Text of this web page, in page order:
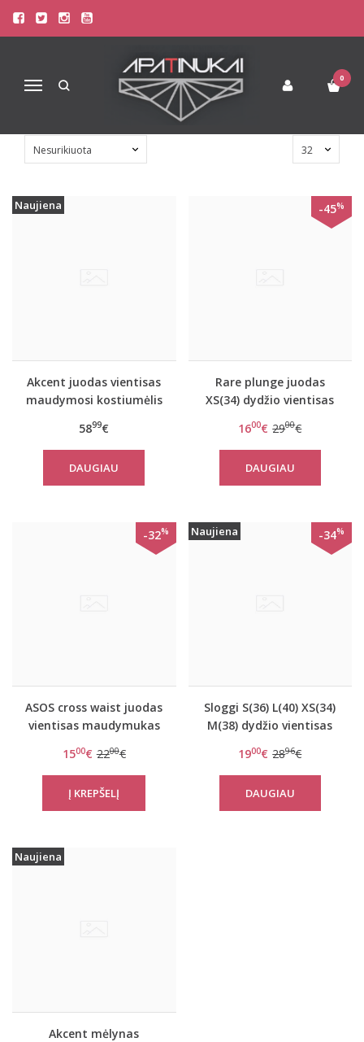
Navigacija
0
VIENTISAS MAUDYMOSI
KOSTIUMĖLIS
Pagrindinis
Paplūdimio Apranga
Vientisas Maudymosi Kostiumėlis
Naujiena
Akcent juodas vientisas
maudymosi kostiumėlis
5899€
DAUGIAU
-45%
Rare plunge juodas
XS(34) dydžio vientisas
1600€ 2900€
DAUGIAU
-32%
ASOS cross waist juodas
vientisas maudymukas
1500€ 2200€
Naujiena -34%
Sloggi S(36) L(40) XS(34)
M(38) dydžio vientisas
maudymosi kostiumėlis
swim Tamarama OP
1900€ 2896€
DAUGIAU
Naujiena
Akcent mėlynas